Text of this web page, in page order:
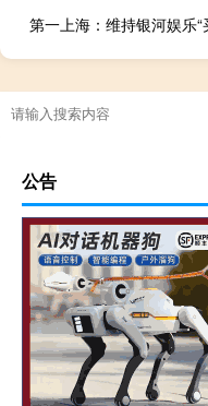
录屏可以录到外界声音吗
公告